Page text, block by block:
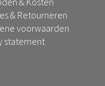
& Retourneren
voorwaarden
statement